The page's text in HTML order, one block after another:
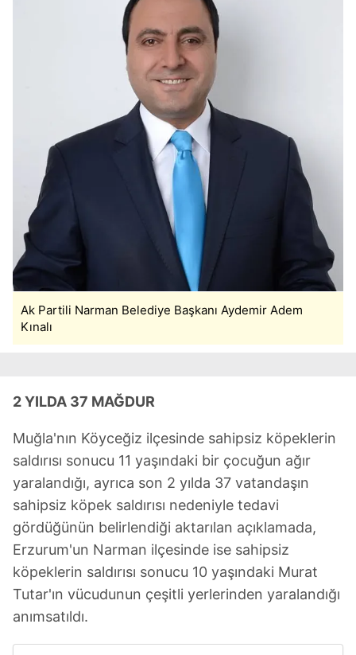
Ak Partili Narman Belediye Başkanı Aydemir Adem
Kınalı
2 YILDA 37 MAĞDUR
Muğla'nın Köyceğiz ilçesinde sahipsiz köpeklerin
saldırısı sonucu 11 yaşındaki bir çocuğun ağır
yaralandığı, ayrıca son 2 yılda 37 vatandaşın
sahipsiz köpek saldırısı nedeniyle tedavi
gördüğünün belirlendiği aktarılan açıklamada,
Erzurum'un Narman ilçesinde ise sahipsiz
köpeklerin saldırısı sonucu 10 yaşındaki Murat
Tutar'ın vücudunun çeşitli yerlerinden yaralandığı
anımsatıldı.